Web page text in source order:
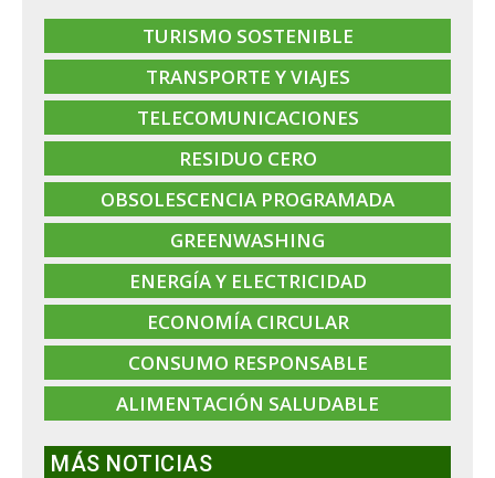
TURISMO SOSTENIBLE
TRANSPORTE Y VIAJES
TELECOMUNICACIONES
RESIDUO CERO
OBSOLESCENCIA PROGRAMADA
GREENWASHING
ENERGÍA Y ELECTRICIDAD
ECONOMÍA CIRCULAR
CONSUMO RESPONSABLE
ALIMENTACIÓN SALUDABLE
MÁS NOTICIAS